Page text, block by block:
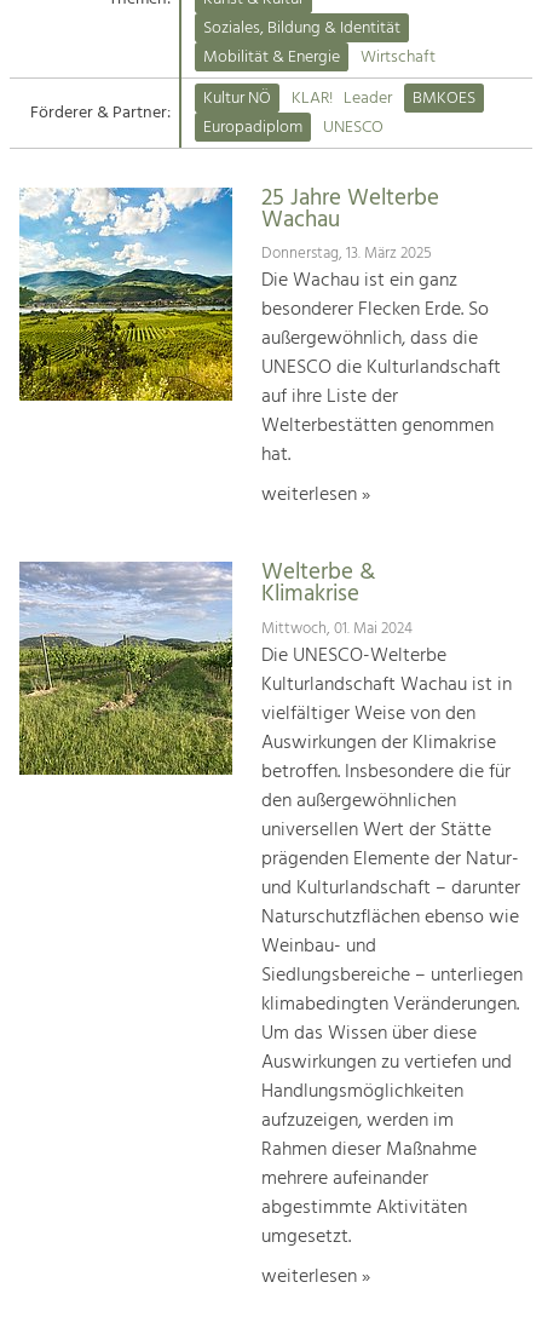
Suche
Impressum
Kontakt
Angebotsentwicklung und
Handwerk, Wissenschaft und Forschung.
Soziales, Bildung &
Identität
Gleichberechtigung, Jugend und
Integration
Mobilität & Energie
Klimawandel, öffentlicher Verkehr und
Steigerung regionaler Wertschöpfung
Soziales, Bildung & Identität
Mobilität & Energie
Wirtschaft
Förderer & Partner:
Kultur NÖ KLAR! Leader
BMKOES
Europadiplom
UNESCO
25 Jahre Welterbe
Wachau
Donnerstag, 13. März 2025
Die Wachau ist ein ganz
besonderer Flecken Erde. So
außergewöhnlich, dass die
UNESCO die Kulturlandschaft
auf ihre Liste der
Welterbestätten genommen
hat.
weiterlesen »
Welterbe &
Klimakrise
Mittwoch, 01. Mai 2024
Die UNESCO-Welterbe
Kulturlandschaft Wachau ist in
vielfältiger Weise von den
Auswirkungen der Klimakrise
betroffen. Insbesondere die für
den außergewöhnlichen
universellen Wert der Stätte
prägenden Elemente der Natur-
und Kulturlandschaft – darunter
Naturschutzflächen ebenso wie
Weinbau- und
Siedlungsbereiche – unterliegen
klimabedingten Veränderungen.
Um das Wissen über diese
Auswirkungen zu vertiefen und
Handlungsmöglichkeiten
aufzuzeigen, werden im
Rahmen dieser Maßnahme
mehrere aufeinander
abgestimmte Aktivitäten
umgesetzt.
weiterlesen »